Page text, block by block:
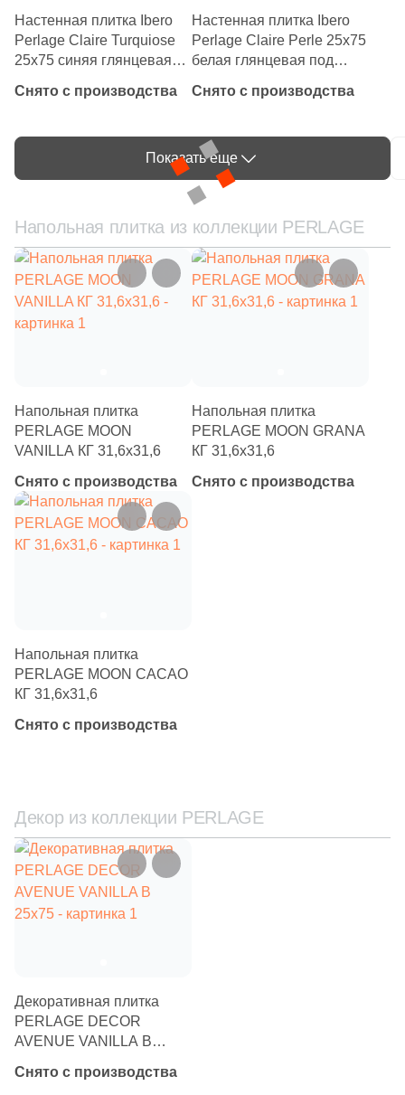
Шестиугольная
Восьмиугольная
Из керамогранита
Из белой глины
Настенная плитка Ibero
Perlage Claire Turquiose
25x75 синяя глянцевая
Снято с производства
Настенная плитка Ibero
Perlage Claire Perle 25x75
белая глянцевая под
Снято с производства
Показать еще
Напольная плитка из коллекции PERLAGE
Напольная плитка
PERLAGE MOON
VANILLA КГ 31,6х31,6
Снято с производства
Напольная плитка
PERLAGE MOON GRANA
КГ 31,6х31,6
Снято с производства
Напольная плитка
PERLAGE MOON CACAO
КГ 31,6х31,6
Снято с производства
Декор из коллекции PERLAGE
Декоративная плитка
PERLAGE DECOR
AVENUE VANILLA B
Снято с производства